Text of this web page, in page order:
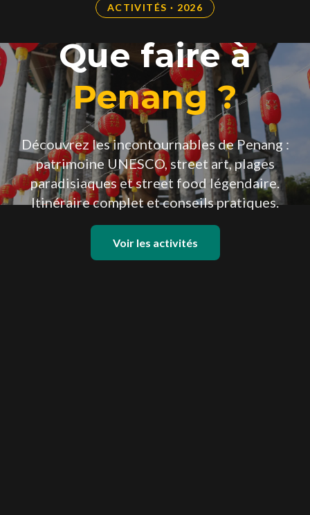
ACTIVITÉS · 2026
Que faire à
Penang ?
Découvrez les incontournables de Penang :
patrimoine UNESCO, street art, plages
paradisiaques et street food légendaire.
Itinéraire complet et conseils pratiques.
Voir les activités